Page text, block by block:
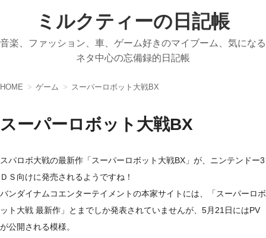
ミルクティーの日記帳
音楽、ファッション、車、ゲーム好きのマイブーム、気になる
ネタ中心の忘備録的日記帳
HOME ゲーム スーパーロボット大戦BX
スーパーロボット大戦BX
スパロボ大戦の最新作「スーパーロボット大戦BX」が、ニンテンドー3
ＤＳ向けに発売されるようですね！
バンダイナムコエンターテイメントの本家サイトには、「スーパーロボ
ット大戦 最新作」とまでしか発表されていませんが、5月21日にはPV
が公開される模様。